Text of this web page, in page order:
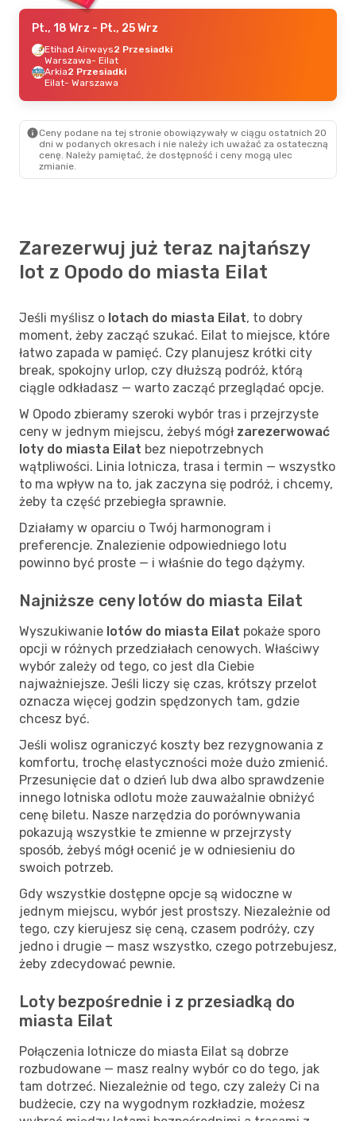
Pt., 18 Wrz - Pt., 25 Wrz
Etihad Airways2 Przesiadki
Warszawa- Eilat
Arkia2 Przesiadki
Eilat- Warszawa
Ceny podane na tej stronie obowiązywały w ciągu ostatnich 20
dni w podanych okresach i nie należy ich uważać za ostateczną
cenę. Należy pamiętać, że dostępność i ceny mogą ulec
zmianie.
Zarezerwuj już teraz najtańszy
lot z Opodo do miasta Eilat
Jeśli myślisz o lotach do miasta Eilat, to dobry
moment, żeby zacząć szukać. Eilat to miejsce, które
łatwo zapada w pamięć. Czy planujesz krótki city
break, spokojny urlop, czy dłuższą podróż, którą
ciągle odkładasz — warto zacząć przeglądać opcje.
W Opodo zbieramy szeroki wybór tras i przejrzyste
ceny w jednym miejscu, żebyś mógł zarezerwować
loty do miasta Eilat bez niepotrzebnych
wątpliwości. Linia lotnicza, trasa i termin — wszystko
to ma wpływ na to, jak zaczyna się podróż, i chcemy,
żeby ta część przebiegła sprawnie.
Działamy w oparciu o Twój harmonogram i
preferencje. Znalezienie odpowiedniego lotu
powinno być proste — i właśnie do tego dążymy.
Najniższe ceny lotów do miasta Eilat
Wyszukiwanie lotów do miasta Eilat pokaże sporo
opcji w różnych przedziałach cenowych. Właściwy
wybór zależy od tego, co jest dla Ciebie
najważniejsze. Jeśli liczy się czas, krótszy przelot
oznacza więcej godzin spędzonych tam, gdzie
chcesz być.
Jeśli wolisz ograniczyć koszty bez rezygnowania z
komfortu, trochę elastyczności może dużo zmienić.
Przesunięcie dat o dzień lub dwa albo sprawdzenie
innego lotniska odlotu może zauważalnie obniżyć
cenę biletu. Nasze narzędzia do porównywania
pokazują wszystkie te zmienne w przejrzysty
sposób, żebyś mógł ocenić je w odniesieniu do
swoich potrzeb.
Gdy wszystkie dostępne opcje są widoczne w
jednym miejscu, wybór jest prostszy. Niezależnie od
tego, czy kierujesz się ceną, czasem podróży, czy
jedno i drugie — masz wszystko, czego potrzebujesz,
żeby zdecydować pewnie.
Loty bezpośrednie i z przesiadką do
miasta Eilat
Połączenia lotnicze do miasta Eilat są dobrze
rozbudowane — masz realny wybór co do tego, jak
tam dotrzeć. Niezależnie od tego, czy zależy Ci na
budżecie, czy na wygodnym rozkładzie, możesz